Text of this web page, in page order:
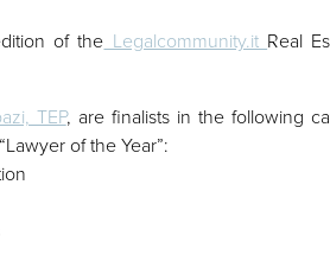
of the Legalcommunity.it Real
TEP, are finalists in the following
of the Year”: